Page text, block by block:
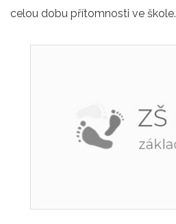
celou dobu přítomnosti ve škole.